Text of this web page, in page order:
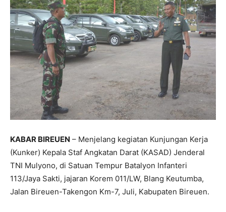
KABAR BIREUEN – Menjelang kegiatan Kunjungan Kerja
(Kunker) Kepala Staf Angkatan Darat (KASAD) Jenderal
TNI Mulyono, di Satuan Tempur Batalyon Infanteri
113/Jaya Sakti, jajaran Korem 011/LW, Blang Keutumba,
Jalan Bireuen-Takengon Km-7, Juli, Kabupaten Bireuen.